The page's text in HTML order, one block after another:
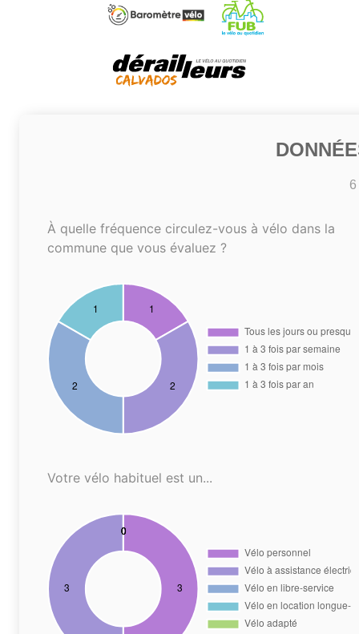
6
À quelle fréquence circulez-vous à vélo dans la
commune que vous évaluez ?
Votre vélo habituel est un...